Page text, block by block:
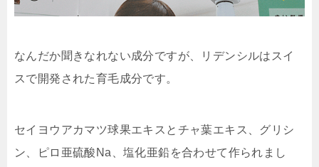
なんだか聞きなれない成分ですが、リデンシルはスイ
スで開発された育毛成分です。
セイヨウアカマツ球果エキスとチャ葉エキス、グリシ
ン、ピロ亜硫酸Na、塩化亜鉛を合わせて作られまし